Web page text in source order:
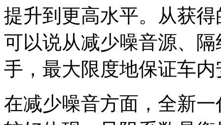
提升到更高水平。从获
可以说从减少噪音源、
手，最大限度地保证车
在减少噪音方面，全新